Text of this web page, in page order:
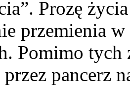
Prozę
przemienia
Pomimo
przez pancerz